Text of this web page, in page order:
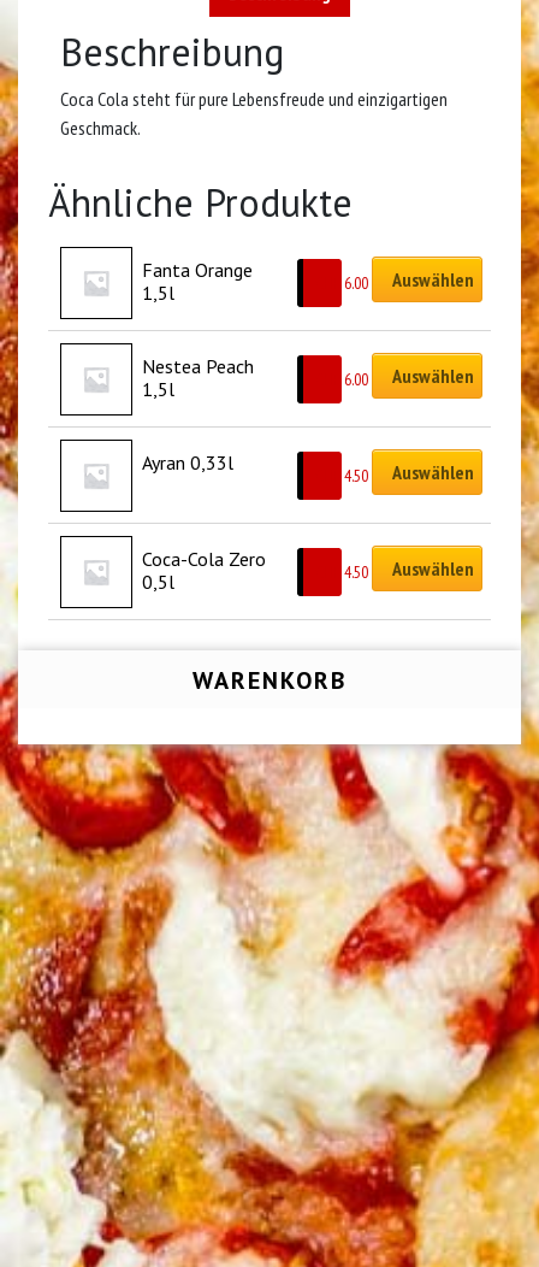
Beschreibung
Coca Cola steht für pure Lebensfreude und einzigartigen
Geschmack.
Ähnliche Produkte
Fanta Orange
1,5l
6.00 Auswählen
Nestea Peach
1,5l
6.00 Auswählen
Ayran 0,33l
4.50 Auswählen
Coca-Cola Zero
0,5l
4.50 Auswählen
WARENKORB